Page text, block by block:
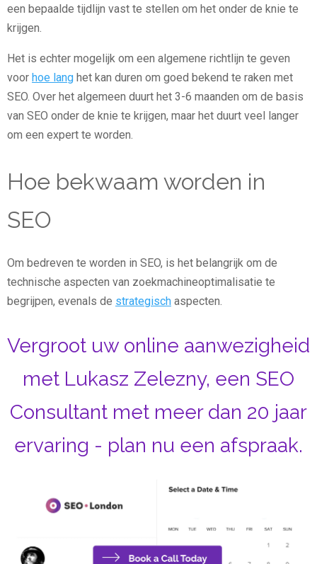
een bepaalde tijdlijn vast te stellen om het onder de knie te
krijgen.
Het is echter mogelijk om een algemene richtlijn te geven
voor hoe lang het kan duren om goed bekend te raken met
SEO. Over het algemeen duurt het 3-6 maanden om de basis
van SEO onder de knie te krijgen, maar het duurt veel langer
om een expert te worden.
Hoe bekwaam worden in
SEO
Om bedreven te worden in SEO, is het belangrijk om de
technische aspecten van zoekmachineoptimalisatie te
begrijpen, evenals de strategisch aspecten.
Vergroot uw online aanwezigheid
met Lukasz Zelezny, een SEO
Consultant met meer dan 20 jaar
ervaring - plan nu een afspraak.